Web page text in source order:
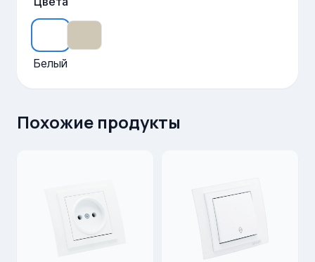
Белый
Похожие продукты